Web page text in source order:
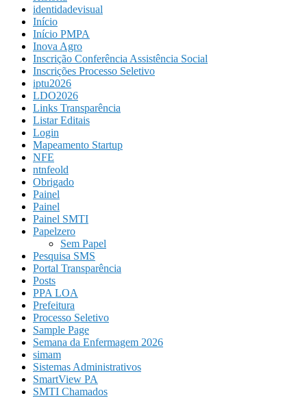
identidadevisual
Início
Início PMPA
Inova Agro
Inscrição Conferência Assistência Social
Inscrições Processo Seletivo
iptu2026
LDO2026
Links Transparência
Listar Editais
Login
Mapeamento Startup
NFE
ntnfeold
Obrigado
Painel
Painel
Painel SMTI
Papelzero
Sem Papel
Pesquisa SMS
Portal Transparência
Posts
PPA LOA
Prefeitura
Processo Seletivo
Sample Page
Semana da Enfermagem 2026
simam
Sistemas Administrativos
SmartView PA
SMTI Chamados